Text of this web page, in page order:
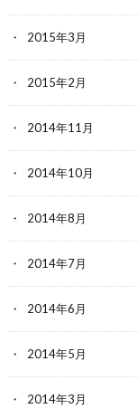
2015年3月
2015年2月
2014年11月
2014年10月
2014年8月
2014年7月
2014年6月
2014年5月
2014年3月